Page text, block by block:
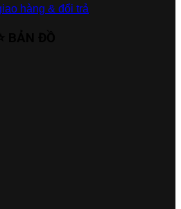
hàng & đổi trả